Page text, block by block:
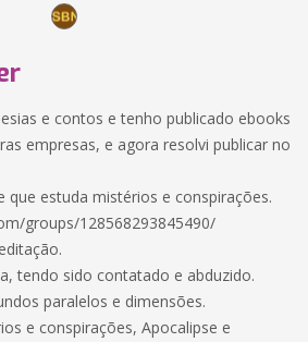
e contos e tenho publicado ebooks
empresas, e agora resolvi publicar no
que estuda mistérios e conspirações.
groups/128568293845490/
tendo sido contatado e abduzido.
paralelos e dimensões.
e conspirações, Apocalipse e